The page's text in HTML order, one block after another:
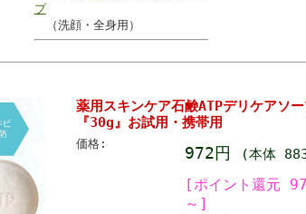
プ
（洗顔・全身用）
薬用スキンケア石鹸ATPデリケアソ
『30g』お試用・携帯用
価格: 972円 (本体
[ポイント還元
～]